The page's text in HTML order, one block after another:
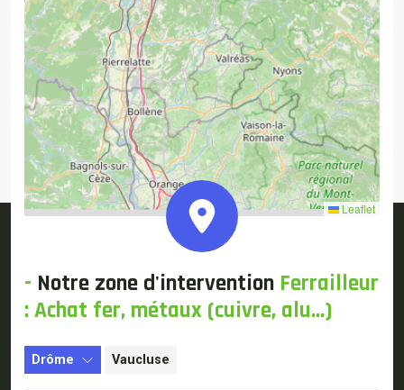
2
2
4
Leaflet
- Notre zone d'intervention Ferrailleur
: Achat fer, métaux (cuivre, alu...)
Drôme Vaucluse